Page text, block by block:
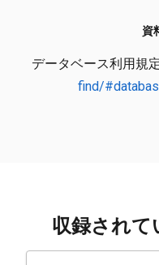
資
データベース利用規定
find/
収録されて